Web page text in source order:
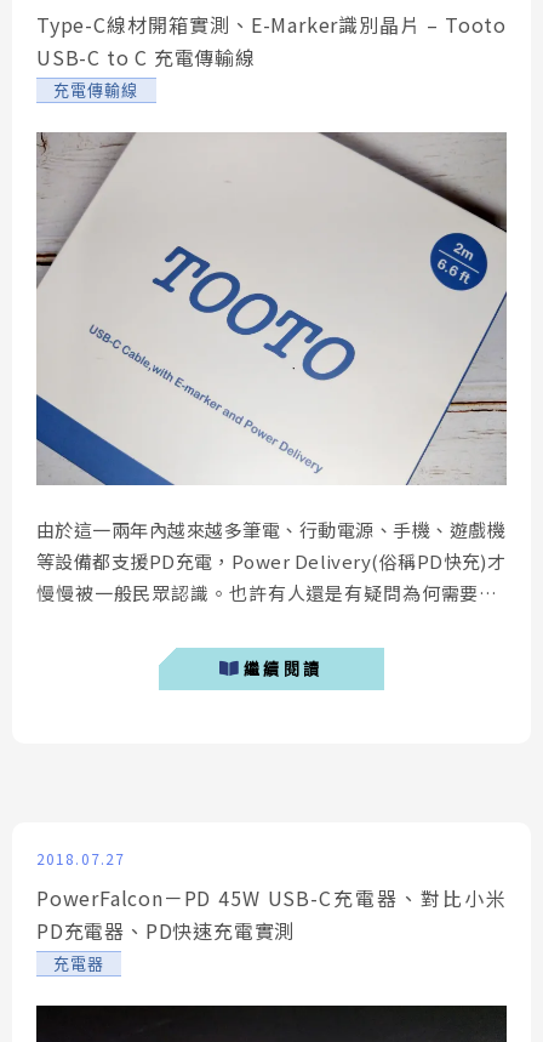
Type-C線材開箱實測、E-Marker識別晶片 – Tooto
USB-C to C 充電傳輸線
充電傳輸線
由於這一兩年內越來越多筆電、行動電源、手機、遊戲機
等設備都支援PD充電，Power Delivery(俗稱PD快充)才
慢慢被一般民眾認識。也許有人還是有疑問為何需要PD
下，整合不同廠商的快充協議(QC4.0、VOOC閃充、華為
快充)，可以使用同一個支援PD快充的充電器為USB-C接
繼續閱讀
2018.07.27
PowerFalcon－PD 45W USB-C充電器、對比小米
PD充電器、PD快速充電實測
充電器